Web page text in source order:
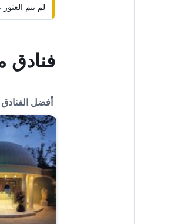
لم يتم
فنادق
أفضل